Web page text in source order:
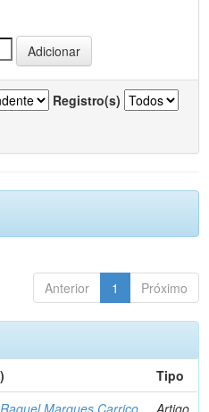
Registro(s)
Anterior 1 Próximo
Tipo
Marques Carriço Artigo